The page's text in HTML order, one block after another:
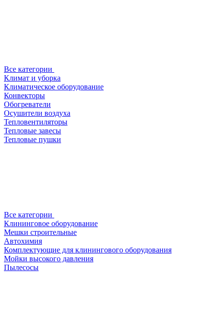
Все категории
Климат и уборка
Климатическое оборудование
Конвекторы
Обогреватели
Осушители воздуха
Тепловентиляторы
Тепловые завесы
Тепловые пушки
Все категории
Клининговое оборудование
Мешки строительные
Автохимия
Комплектующие для клинингового оборудования
Мойки высокого давления
Пылесосы